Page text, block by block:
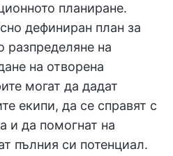
планиране.
дефиниран план за
разпределяне на
на отворена
могат да дадат
екипи, да се справят с
и да помогнат на
пълния си потенциал.